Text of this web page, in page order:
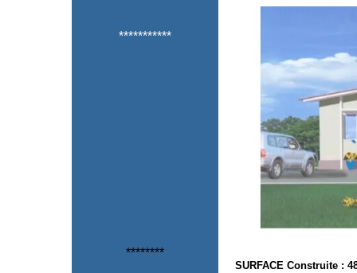
***********
********
SURFACE Construite :